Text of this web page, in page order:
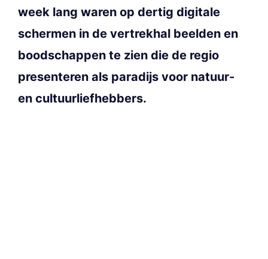
week lang waren op dertig digitale
schermen in de vertrekhal beelden en
boodschappen te zien die de regio
presenteren als paradijs voor natuur-
en cultuurliefhebbers.